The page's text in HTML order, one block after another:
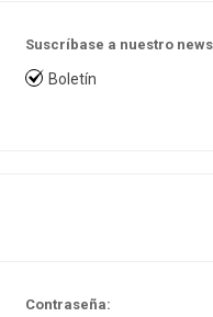
Suscríbase a nuestro
Boletín
Contraseña: